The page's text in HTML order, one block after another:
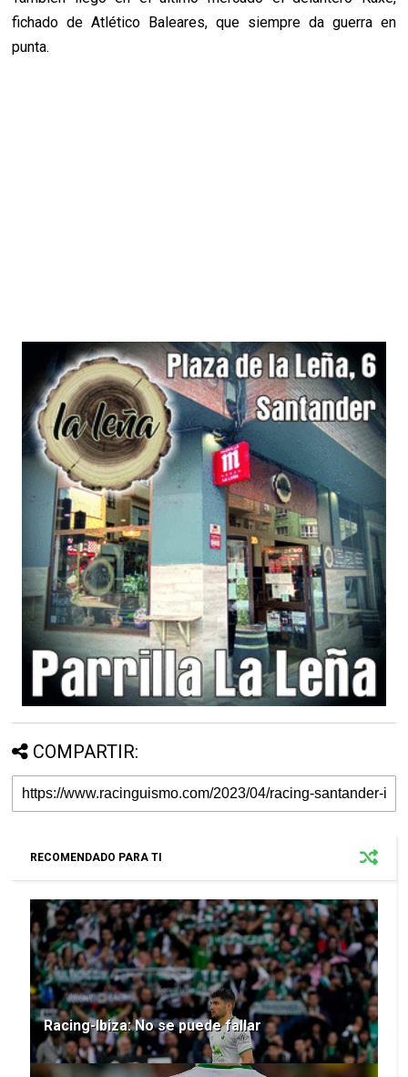
fichado de Atlético Baleares, que siempre da guerra en
punta.
COMPARTIR:
RECOMENDADO PARA TI
Racing-Ibiza: No se puede fallar